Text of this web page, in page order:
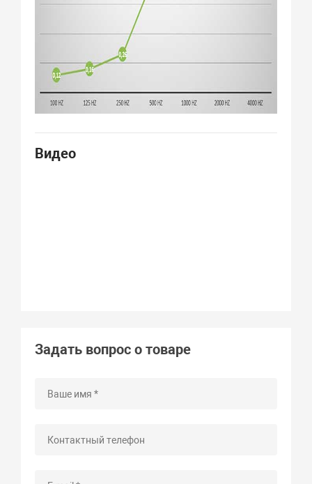
Видео
Задать вопрос о товаре